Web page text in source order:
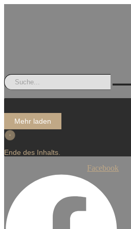
Mehr laden
Ende des Inhalts.
Facebook